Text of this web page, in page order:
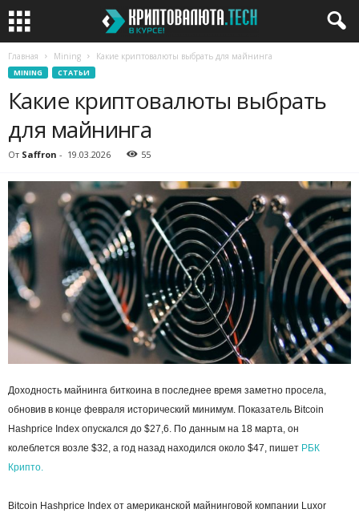
Главная Mining Какие криптовалюты выбрать для майнинга
MINING СТАТЬИ
Какие криптовалюты выбрать
для майнинга
От Saffron - 19.03.2026 55
Доходность майнинга биткоина в последнее время заметно просела,
обновив в конце февраля исторический минимум. Показатель Bitcoin
Hashprice Index опускался до $27,6. По данным на 18 марта, он
колеблется возле $32, а год назад находился около $47, пишет РБК
Крипто.
Bitcoin Hashprice Index от американской майнинговой компании Luxor